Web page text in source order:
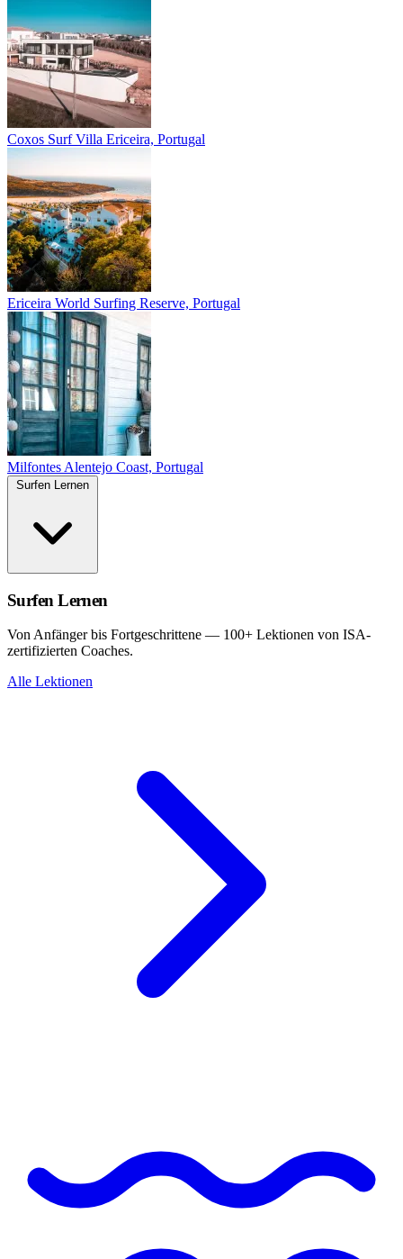
Coxos Surf Villa Ericeira, Portugal
Ericeira World Surfing Reserve, Portugal
Milfontes Alentejo Coast, Portugal
Surfen Lernen
Von Anfänger bis Fortgeschrittene — 100+ Lektionen von ISA-
zertifizierten Coaches.
Alle Lektionen